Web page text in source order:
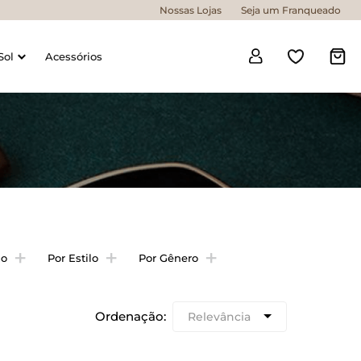
Nossas Lojas Seja um Franqueado
Acessórios
Por Estilo Por Gênero
Relevância